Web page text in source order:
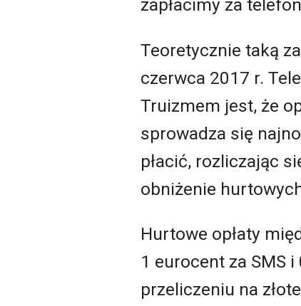
zapłacimy za
Teoretycznie taką
czerwca 2017 r.
Truizmem jest, że
sprowadza się
płacić, rozliczając
obniżenie
Hurtowe opłaty
1 eurocent za SMS
przeliczeniu na